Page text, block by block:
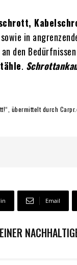
sowie in
den
.
übermittelt durch
Email